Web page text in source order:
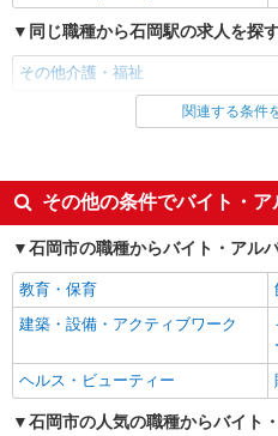
同じ職種から石岡駅の求人を探
その他介護・福祉
同じ雇用形態から石岡駅の求人
同じ特徴から石岡駅の求人を探す
入社日応相談
経験者・有資格者歓迎
女性活躍中
ブランクOK
エルダー（50代～）活躍中
関連する条件
その他の条件でバイト・
石岡市の職種からバイト・アル
教育・保育
建築・設備・アクティブワーク
ヘルス・ビューティー
石岡市の人気の職種からバイト